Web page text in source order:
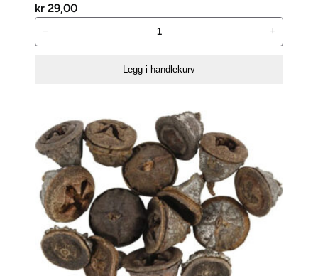
kr 29,00
antall
− +
Legg i handlekurv